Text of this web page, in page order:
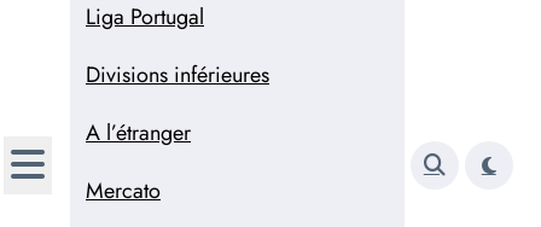
Liga Portugal
Divisions inférieures
A l’étranger
Mercato